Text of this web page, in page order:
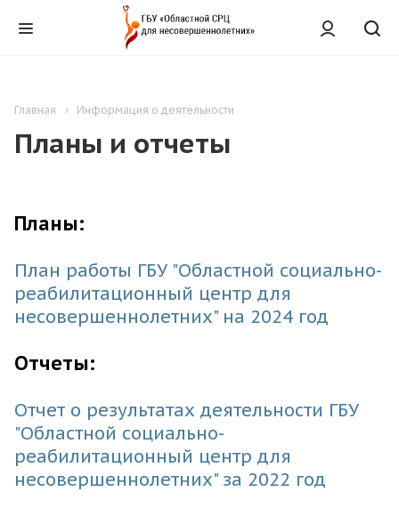
Главная Информация о деятельности
Планы и отчеты
Планы:
План работы ГБУ "Областной социально-
реабилитационный центр для
несовершеннолетних" на 2024 год
Отчеты:
Отчет о результатах деятельности ГБУ
"Областной социально-
реабилитационный центр для
несовершеннолетних" за 2022 год